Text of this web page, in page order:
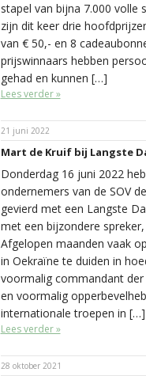
stapel van bijna 7.000 volle
zijn dit keer drie
van € 50,- en 8
prijswinnaars hebben
gehad en kunnen […]
Lees verder »
21 juni 2022
Mart de Kruif bij Langste
Donderdag 16 juni 2022
ondernemers van de SOV
gevierd met een Langste
met een bijzondere
Afgelopen maanden vaak
in Oekraïne te duiden in
voormalig commandant
en voormalig
internationale troepen in […]
Lees verder »
28 oktober 2021